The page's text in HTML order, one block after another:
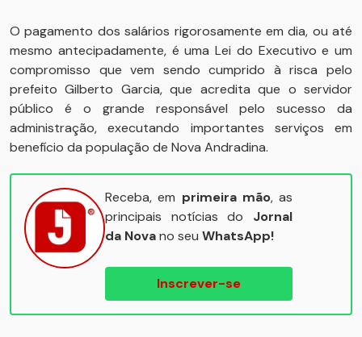
O pagamento dos salários rigorosamente em dia, ou até
mesmo antecipadamente, é uma Lei do Executivo e um
compromisso que vem sendo cumprido à risca pelo
prefeito Gilberto Garcia, que acredita que o servidor
público é o grande responsável pelo sucesso da
administração, executando importantes serviços em
benefício da população de Nova Andradina.
Receba, em primeira mão, as
principais notícias do Jornal
da Novano seu WhatsApp!
Inscrever-se